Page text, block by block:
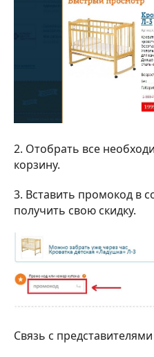
2. Отобрать все
корзину.
3. Вставить промокод в
получить свою скидку.
Связь с